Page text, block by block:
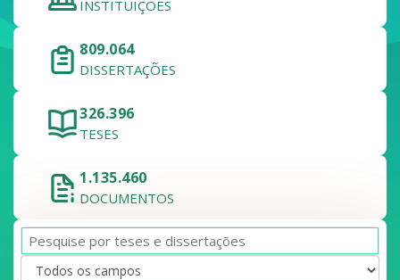
INSTITUIÇÕES
809.064
DISSERTAÇÕES
326.396
TESES
1.135.460
DOCUMENTOS